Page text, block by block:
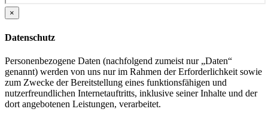
×
Datenschutz
Personenbezogene Daten (nachfolgend zumeist nur „Daten“
genannt) werden von uns nur im Rahmen der Erforderlichkeit sowie
zum Zwecke der Bereitstellung eines funktionsfähigen und
nutzerfreundlichen Internetauftritts, inklusive seiner Inhalte und der
dort angebotenen Leistungen, verarbeitet.